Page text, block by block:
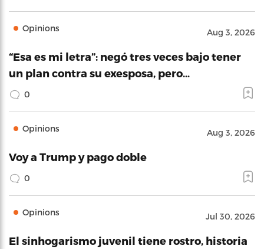
Opinions Aug 3, 2026
“Esa es mi letra”: negó tres veces bajo tener
un plan contra su exesposa, pero…
0
Opinions Aug 3, 2026
Voy a Trump y pago doble
0
Opinions Jul 30, 2026
El sinhogarismo juvenil tiene rostro, historia